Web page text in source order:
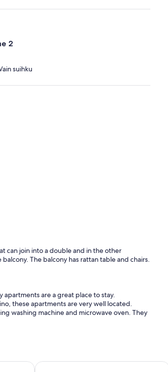
2
suihku
can join into a double and in the other
The balcony has rattan table and chairs.
are a great place to stay.
these apartments are very well located.
washing machine and microwave oven. They
Valtameri edessä oleva ylellinen